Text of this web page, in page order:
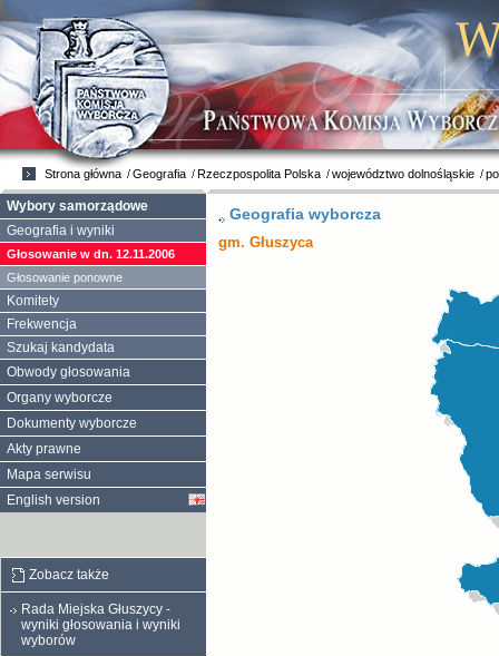
Geografia wyborcza
gm. Głuszyca
Strona główna Geografia Rzeczpospolita Polska województwo dolnośląskie
Wybory samorządowe
Geografia i wyniki
Głosowanie w dn. 12.11.2006
Głosowanie ponowne
Komitety
Frekwencja
Szukaj kandydata
Obwody głosowania
Organy wyborcze
Dokumenty wyborcze
Akty prawne
Mapa serwisu
English version
Zobacz także
Rada Miejska Głuszycy -
wyniki głosowania i wyniki
wyborów